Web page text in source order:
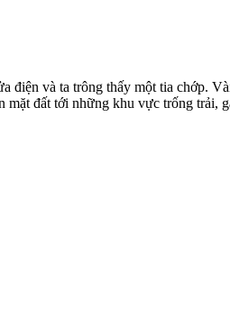
điện và ta trông thấy một tia chớp.
mặt đất tới những khu vực trống trải,